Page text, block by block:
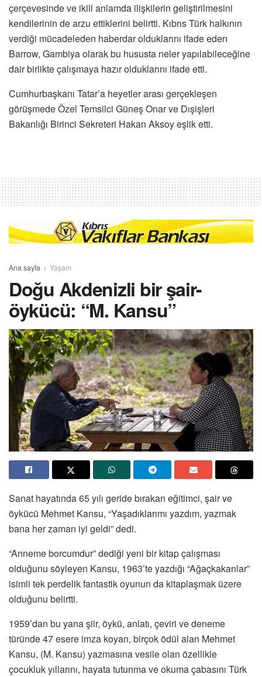
çerçevesinde ve ikili anlamda ilişkilerin geliştirilmesini
kendilerinin de arzu ettiklerini belirtti. Kıbrıs Türk halkının
verdiği mücadeleden haberdar olduklarını ifade eden
Barrow, Gambiya olarak bu hususta neler yapılabileceğine
dair birlikte çalışmaya hazır olduklarını ifade etti.
Cumhurbaşkanı Tatar’a heyetler arası gerçekleşen
görüşmede Özel Temsilci Güneş Onar ve Dışişleri
Bakanlığı Birinci Sekreteri Hakan Aksoy eşlik etti.
Ana sayfa Yaşam
Doğu Akdenizli bir şair-
öykücü: “M. Kansu”
Sanat hayatında 65 yılı geride bırakan eğitimci, şair ve
öykücü Mehmet Kansu, “Yaşadıklarımı yazdım, yazmak
bana her zaman iyi geldi” dedi.
“Anneme borcumdur” dediği yeni bir kitap çalışması
olduğunu söyleyen Kansu, 1963’te yazdığı “Ağaçkakanlar”
isimli tek perdelik fantastik oyunun da kitaplaşmak üzere
olduğunu belirtti.
1959’dan bu yana şiir, öykü, anlatı, çeviri ve deneme
türünde 47 esere imza koyan, birçok ödül alan Mehmet
Kansu, (M. Kansu) yazmasına vesile olan özellikle
çocukluk yıllarını, hayata tutunma ve okuma çabasını Türk